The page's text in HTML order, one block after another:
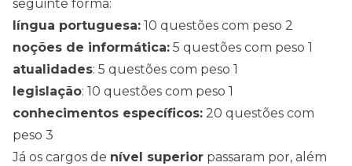
seguinte forma:
língua portuguesa: 10 questões com peso 2
noções de informática: 5 questões com peso 1
atualidades: 5 questões com peso 1
legislação: 10 questões com peso 1
conhecimentos específicos: 20 questões com
peso 3
Já os cargos de nível superior passaram por, além